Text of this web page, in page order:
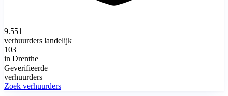
9.551
verhuurders landelijk
103
in Drenthe
Geverifieerde
verhuurders
Zoek verhuurders